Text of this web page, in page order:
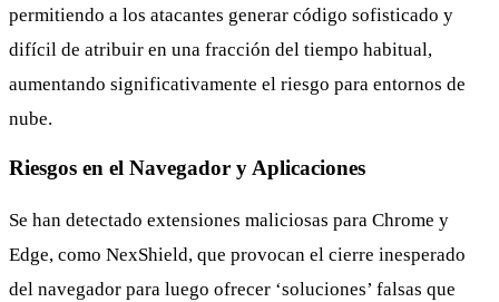
permitiendo a los atacantes generar código sofisticado y
difícil de atribuir en una fracción del tiempo habitual,
aumentando significativamente el riesgo para entornos de
nube.
Riesgos en el Navegador y Aplicaciones
Se han detectado extensiones maliciosas para Chrome y
Edge, como NexShield, que provocan el cierre inesperado
del navegador para luego ofrecer ‘soluciones’ falsas que